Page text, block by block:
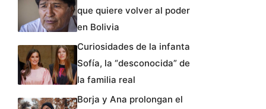
que quiere volver al poder
en Bolivia
Curiosidades de la infanta
Sofía, la “desconocida” de
la familia real
Borja y Ana prolongan el